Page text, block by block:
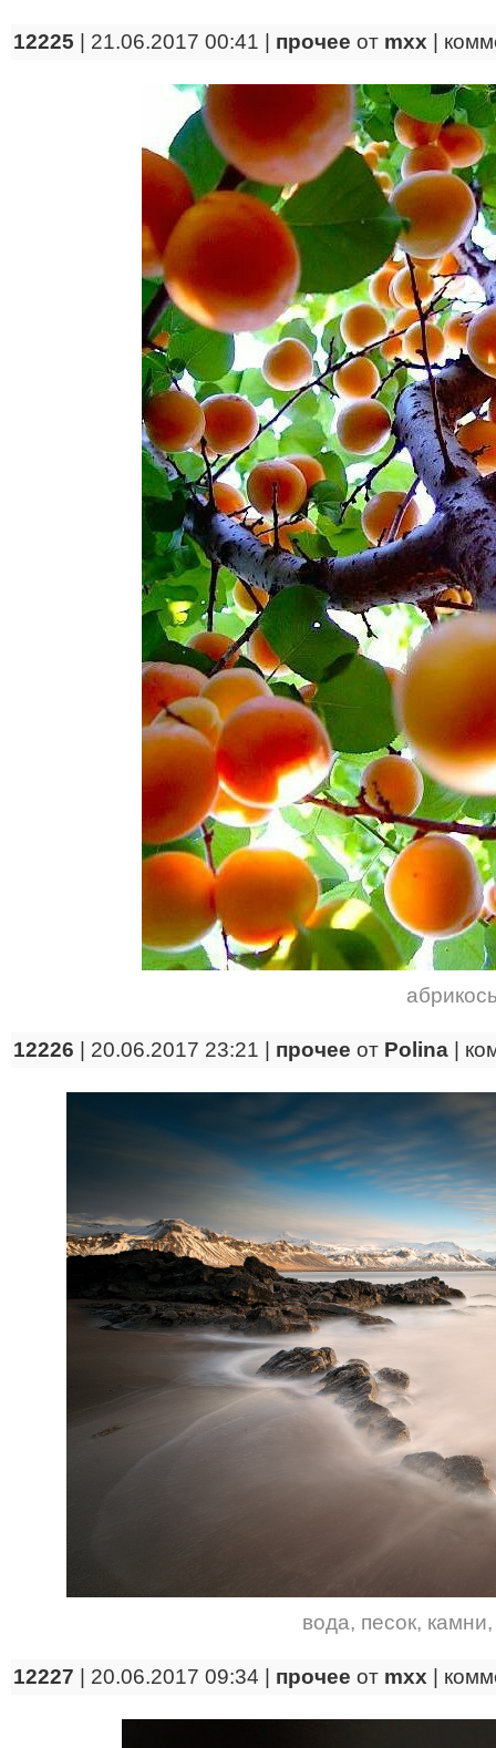
12225 | 21.06.2017 00:41 | прочее от mxx
12226 | 20.06.2017 23:21 | прочее от Polina
вода, песок, камни
12227 | 20.06.2017 09:34 | прочее от mxx